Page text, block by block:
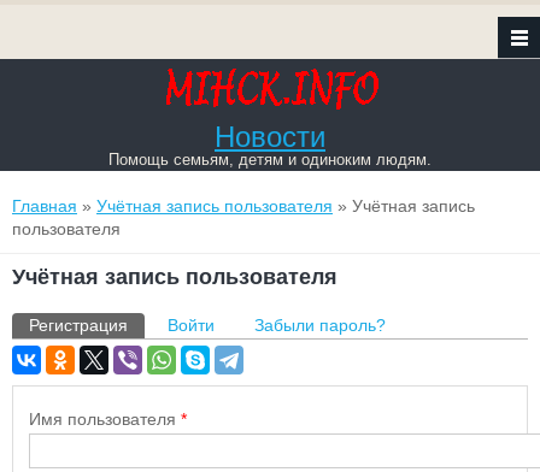
Новости
Помощь семьям, детям и одиноким людям.
Вы здесь
Главная » Учётная запись пользователя » Учётная запись
пользователя
Учётная запись пользователя
Главные вкладки
Регистрация (активная вкладка)
Войти Забыли пароль?
Имя пользователя *